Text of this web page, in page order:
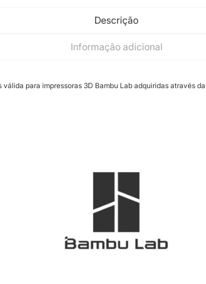
Descrição
Informação adicional
para impressoras 3D Bambu Lab adquiridas através da